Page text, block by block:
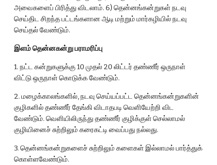
அவைகளைப் பிரித்து விடலாம். 6) தென்னங்கன்றுகள் நடவு
செய்திட சிறந்த பட்டங்களான ஆடி மற்றும் மார்கழியில் நடவு
செய்தல் வேண்டும்.
இளம் தென்னகன்று பராமரிப்பு
1. நட்ட கன்றுகளுக்கு 10 முதல் 20 லிட்டர் தண்ணீர் ஒருநாள்
விட்டு ஒருநாள் கொடுக்க வேண்டும்.
2. மழைக்காலங்களில், நடவு செய்யப்பட்ட தென்னங்கன்றுகளின்
குழிகளில் தண்ணீர் தேங்கி விடாதபடி வெளியேற்றி விட
வேண்டும். வெளியிலிருந்து தண்ணீர் குழிக்குள் செல்லாமல்
குழியினைச் சுற்றிலும் கரைகட்டி வைப்பது நல்லது.
3. தென்னங்கன்றுகளைச் சுற்றிலும் களைகள் இல்லாமல் பார்த்துக்
கொள்ளவேண்டும்.